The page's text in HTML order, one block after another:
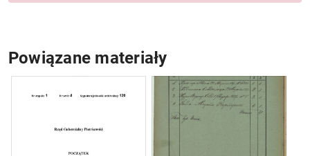
Powiązane materiały